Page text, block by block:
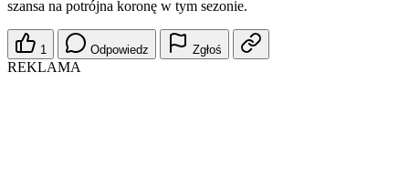
szansa na potrójna koronę w tym sezonie.
1 Odpowiedz Zgłoś
REKLAMA